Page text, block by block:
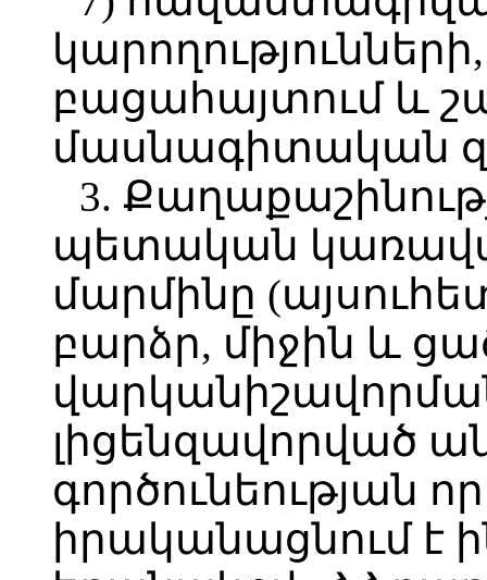
բացահայտում և
մասնագիտական
3.
պետական
մարմինը
բարձր, միջին և
լիցենզավորված
գործունեության
իրականացնում է